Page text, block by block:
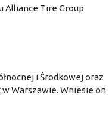
Alliance Tire Group
i Środkowej oraz
Warszawie. Wniesie on